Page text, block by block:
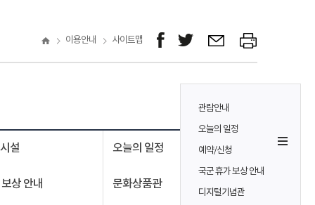
관람안내
오늘의 일정
예약/신청
국군 휴가 보상 안내
디지털기념관
이용안내 사이트맵
설 오늘의 일정
상 안내 문화상품관